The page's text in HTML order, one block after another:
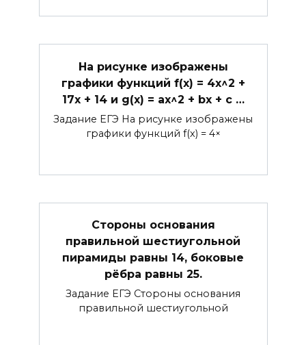
На рисунке изображены
графики функций f(x) = 4x^2 +
17x + 14 и g(x) = ax^2 + bx + c …
Задание ЕГЭ На рисунке изображены
графики функций f(x) = 4×
Стороны основания
правильной шестиугольной
пирамиды равны 14, боковые
рёбра равны 25.
Задание ЕГЭ Стороны основания
правильной шестиугольной